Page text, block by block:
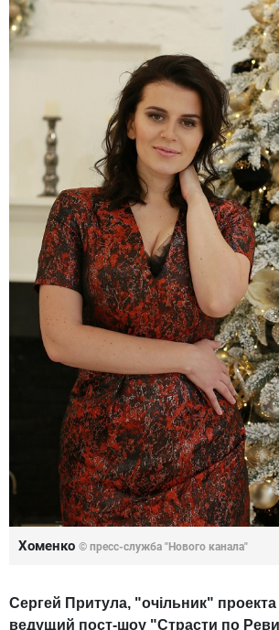
Хоменко © пресс-служба "Нового канала"
Сергей Притула, "очільник"
ведущий пост-шоу "Страсти по